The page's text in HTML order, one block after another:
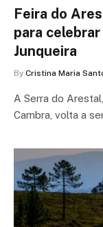
Feira do
para
Junqueira
By Cristina Maria
A Serra do
Cambra, volta a